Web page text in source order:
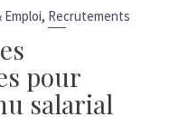
Emploi, Recrutements
pour
salarial